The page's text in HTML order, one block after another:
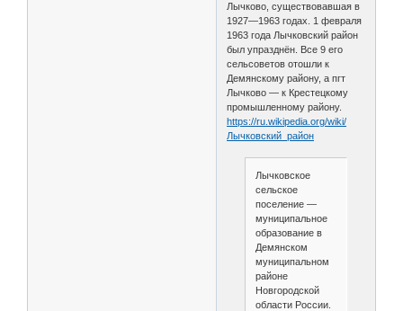
Лычково, существовавшая в
1927—1963 годах. 1 февраля
1963 года Лычковский район
был упразднён. Все 9 его
сельсоветов отошли к
Демянскому району, а пгт
Лычково — к Крестецкому
промышленному району.
https://ru.wikipedia.org/wiki/
Лычковский_район
Лычковское
сельское
поселение —
муниципальное
образование в
Демянском
муниципальном
районе
Новгородской
области России.